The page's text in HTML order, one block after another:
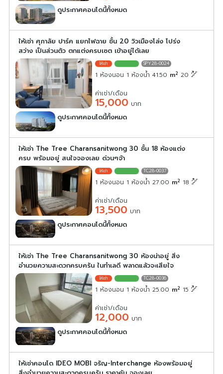
ดูประกาศคอนโดนี้ทั้งหมด
ให้เช่า ศุภาลัย ปาร์ค แยกไฟฉาย ชั้น 20 วิวเมืองโล่ง โปร่ง
สว่าง เป็นส่วนตัว ตกแต่งครบเซต เข้าอยู่ได้เลย
SPY28-0024
1 ห้องนอน 1 ห้องน้ำ 41.50 m2 20
ค่าเช่า/เดือน
15,000 บาท
ดูประกาศคอนโดนี้ทั้งหมด
ให้เช่า The Tree Charansanitwong 30 ชั้น 18 ห้องแต่ง
ครบ พร้อมอยู่ สนใจจองเลย ด่วนๆจ้า
TC28-0037
1 ห้องนอน 1 ห้องน้ำ 27.00 m2 18
ค่าเช่า/เดือน
13,500 บาท
ดูประกาศคอนโดนี้ทั้งหมด
ให้เช่า The Tree Charansanitwong 30 ห้องน่าอยู่ สิ่ง
อำนวยความสะดวกครบครัน ในทำเลดี พลาดแล้วจะเสียใจ
TC28-0036
1 ห้องนอน 1 ห้องน้ำ 25.00 m2 15
ค่าเช่า/เดือน
12,000 บาท
ดูประกาศคอนโดนี้ทั้งหมด
ให้เช่าคอนโด IDEO MOBI จรัญ-Interchange ห้องพร้อมอยู่